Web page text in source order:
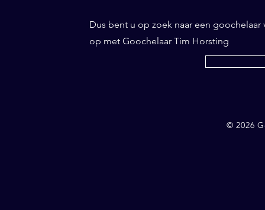
Dus bent u op zoek naar een
op met Goochelaar Tim Horsting
© 2026